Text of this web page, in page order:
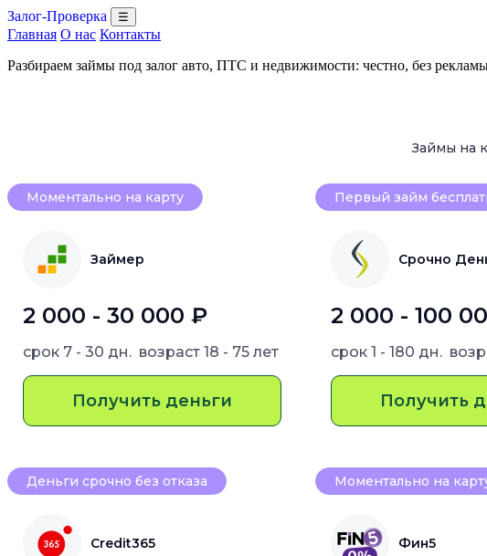
Залог-Проверка ☰
Главная О нас Контакты
Разбираем займы под залог авто, ПТС и недвижимости: честно, без
Займы на
Моментально на карту
Займер
2 000 - 30 000 ₽
срок 7 - 30 дн. возраст 18 - 75 лет
Получить деньги
Первый займ
Срочно
2 000 - 100
срок 1 - 180 дн.
Получить
Деньги срочно без отказа
Credit365
Моментально на
Фин5